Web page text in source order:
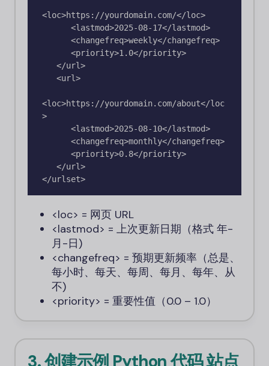
<loc>https://yourdomain.com/</loc>
<loc>https://yourdomain.com/about</loc
>
<loc> = 网页 URL
<lastmod> = 上次更新日期（格式 年-
月-日)
<changefreq> = 预期更新频率（总是、
每小时、每天、每周、每月、每年、从
不)
<priority> = 重要性值（0.0 – 1.0）
3. 创建示例 Python 代码站点